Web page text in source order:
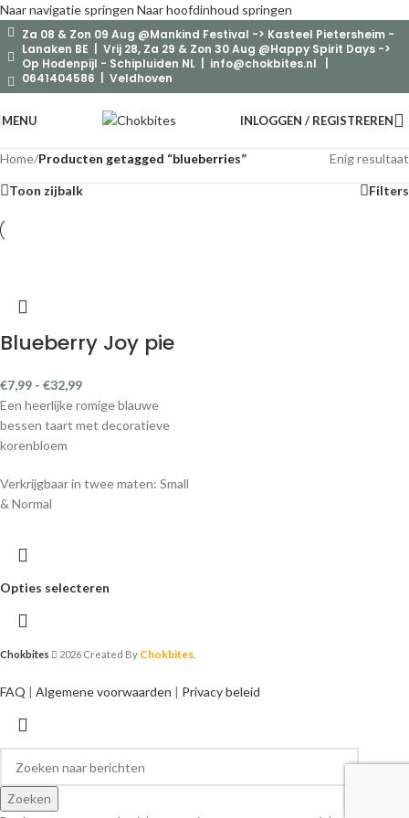
Naar navigatie springen Naar hoofdinhoud springen
Za 08 & Zon 09 Aug @Mankind Festival -> Kasteel Pietersheim -
Lanaken BE | Vrij 28, Za 29 & Zon 30 Aug @Happy Spirit Days ->
Op Hodenpijl - Schipluiden NL | info@chokbites.nl
0641404586 | Veldhoven
MENU INLOGGEN / REGISTREREN
Home/Producten getagged “blueberries” Enig resultaat
Toon zijbalk Filters
Blueberry Joy pie
€7,99 - €32,99
Een heerlijke romige blauwe
bessen taart met decoratieve
korenbloem
Verkrijgbaar in twee maten: Small
& Normal
Opties selecteren
Chokbites 2026 Created By Chokbites
FAQ | Algemene voorwaarden | Privacy beleid
Zoeken